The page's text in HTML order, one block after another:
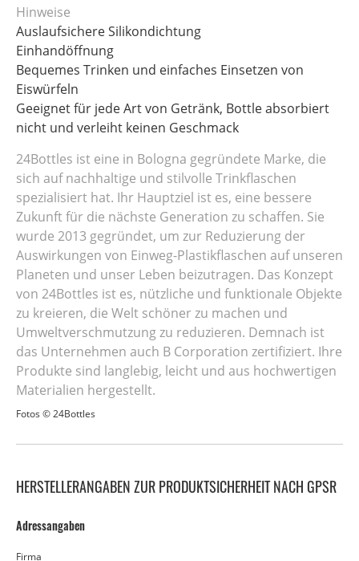
Hinweise
Auslaufsichere Silikondichtung
Einhandöffnung
Bequemes Trinken und einfaches Einsetzen von
Eiswürfeln
Geeignet für jede Art von Getränk, Bottle absorbiert
nicht und verleiht keinen Geschmack
24Bottles ist eine in Bologna gegründete Marke, die
sich auf nachhaltige und stilvolle Trinkflaschen
spezialisiert hat. Ihr Hauptziel ist es, eine bessere
Zukunft für die nächste Generation zu schaffen. Sie
wurde 2013 gegründet, um zur Reduzierung der
Auswirkungen von Einweg-Plastikflaschen auf unseren
Planeten und unser Leben beizutragen. Das Konzept
von 24Bottles ist es, nützliche und funktionale Objekte
zu kreieren, die Welt schöner zu machen und
Umweltverschmutzung zu reduzieren. Demnach ist
das Unternehmen auch B Corporation zertifiziert. Ihre
Produkte sind langlebig, leicht und aus hochwertigen
Materialien hergestellt.
Fotos © 24Bottles
HERSTELLERANGABEN ZUR PRODUKTSICHERHEIT NACH GPSR
Adressangaben
Firma